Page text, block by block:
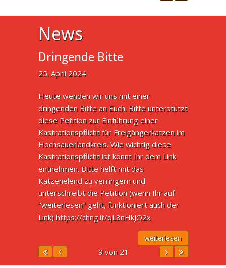
News
Dringende Bitte
25. April 2024
Heute wenden wir uns mit einer
dringenden Bitte an Euch. Bitte unterstützt
diese Petition zur Einführung einer
Kastrationspflicht für Freigängerkatzen im
Hochsauerlandkreis. Wie wichtig diese
Kastrationspflicht ist könnt Ihr dem Link
entnehmen. Bitte helft mit das
Katzenelend zu verringern und
unterschreibt die Petition (wenn Ihr auf
"weiterlesen" geht, funktioniert auch der
Link) https://chng.it/qL8nHkJQ2x
weiterlesen
9 von 21